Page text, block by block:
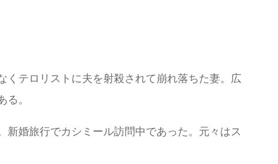
くテロリストに夫を射殺されて崩れ落ちた妻。広
。
婚旅行でカシミール訪問中であった。元々はス